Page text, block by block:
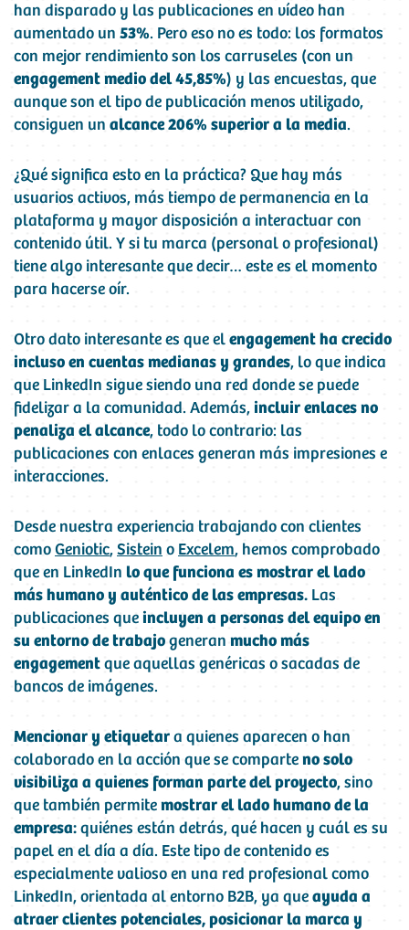
han disparado y las publicaciones en vídeo han
aumentado un 53%. Pero eso no es todo: los formatos
con mejor rendimiento son los carruseles (con un
engagement medio del 45,85%) y las encuestas, que
aunque son el tipo de publicación menos utilizado,
consiguen un alcance 206% superior a la media.
¿Qué significa esto en la práctica? Que hay más
usuarios activos, más tiempo de permanencia en la
plataforma y mayor disposición a interactuar con
contenido útil. Y si tu marca (personal o profesional)
tiene algo interesante que decir… este es el momento
para hacerse oír.
Otro dato interesante es que el engagement ha crecido
incluso en cuentas medianas y grandes, lo que indica
que LinkedIn sigue siendo una red donde se puede
fidelizar a la comunidad. Además, incluir enlaces no
penaliza el alcance, todo lo contrario: las
publicaciones con enlaces generan más impresiones e
interacciones.
Desde nuestra experiencia trabajando con clientes
como Geniotic, Sistein o Excelem, hemos comprobado
que en LinkedIn lo que funciona es mostrar el lado
más humano y auténtico de las empresas. Las
publicaciones que incluyen a personas del equipo en
su entorno de trabajo generan mucho más
engagement que aquellas genéricas o sacadas de
bancos de imágenes.
Mencionar y etiquetar a quienes aparecen o han
colaborado en la acción que se comparte no solo
visibiliza a quienes forman parte del proyecto, sino
que también permite mostrar el lado humano de la
empresa: quiénes están detrás, qué hacen y cuál es su
papel en el día a día. Este tipo de contenido es
especialmente valioso en una red profesional como
LinkedIn, orientada al entorno B2B, ya que ayuda a
atraer clientes potenciales, posicionar la marca y